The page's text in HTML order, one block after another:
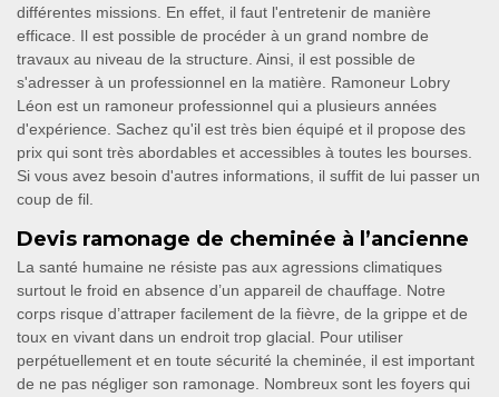
différentes missions. En effet, il faut l'entretenir de manière
efficace. Il est possible de procéder à un grand nombre de
travaux au niveau de la structure. Ainsi, il est possible de
s'adresser à un professionnel en la matière. Ramoneur Lobry
Léon est un ramoneur professionnel qui a plusieurs années
d'expérience. Sachez qu'il est très bien équipé et il propose des
prix qui sont très abordables et accessibles à toutes les bourses.
Si vous avez besoin d'autres informations, il suffit de lui passer un
coup de fil.
Devis ramonage de cheminée à l’ancienne
La santé humaine ne résiste pas aux agressions climatiques
surtout le froid en absence d’un appareil de chauffage. Notre
corps risque d’attraper facilement de la fièvre, de la grippe et de
toux en vivant dans un endroit trop glacial. Pour utiliser
perpétuellement et en toute sécurité la cheminée, il est important
de ne pas négliger son ramonage. Nombreux sont les foyers qui